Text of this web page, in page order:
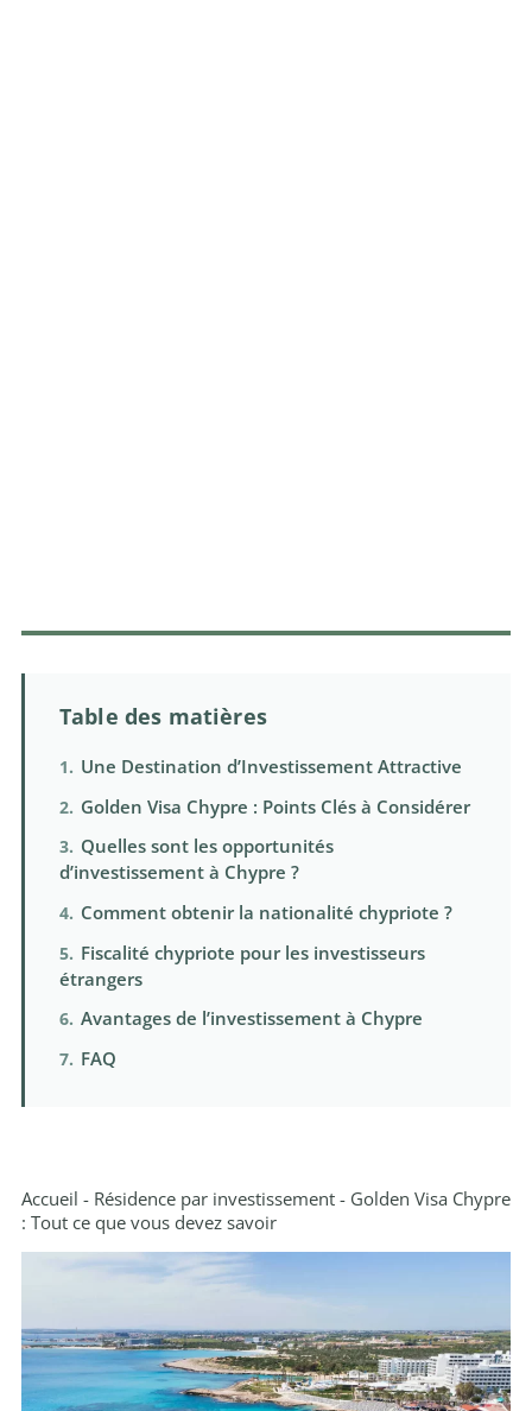
Table des matières
Une Destination d’Investissement Attractive
Golden Visa Chypre : Points Clés à Considérer
Quelles sont les opportunités
d’investissement à Chypre ?
Comment obtenir la nationalité chypriote ?
Fiscalité chypriote pour les investisseurs
étrangers
Avantages de l’investissement à Chypre
FAQ
Accueil - Résidence par investissement - Golden Visa Chypre
: Tout ce que vous devez savoir